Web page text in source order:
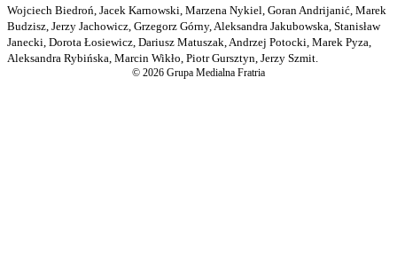
Wojciech Biedroń, Jacek Karnowski, Marzena Nykiel, Goran Andrijanić, Marek
Budzisz, Jerzy Jachowicz, Grzegorz Górny, Aleksandra Jakubowska, Stanisław
Janecki, Dorota Łosiewicz, Dariusz Matuszak, Andrzej Potocki, Marek Pyza,
Aleksandra Rybińska, Marcin Wikło, Piotr Gursztyn, Jerzy Szmit.
© 2026 Grupa Medialna Fratria